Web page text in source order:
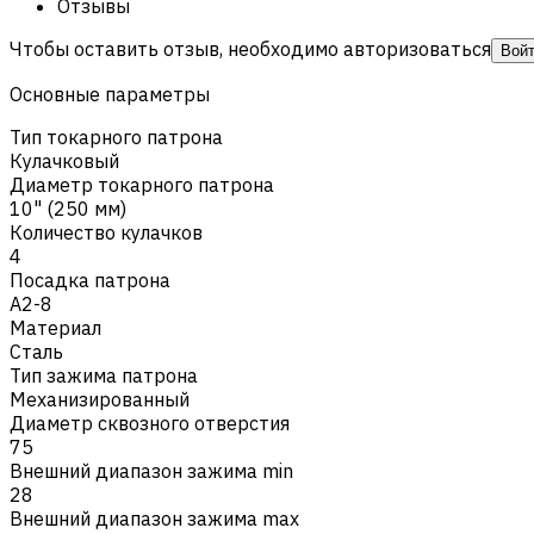
Отзывы
Чтобы оставить отзыв, необходимо авторизоваться
Основные параметры
Тип токарного патрона
Кулачковый
Диаметр токарного патрона
10" (250 мм)
Количество кулачков
4
Посадка патрона
A2-8
Материал
Сталь
Тип зажима патрона
Механизированный
Диаметр сквозного отверстия
75
Внешний диапазон зажима min
28
Внешний диапазон зажима max